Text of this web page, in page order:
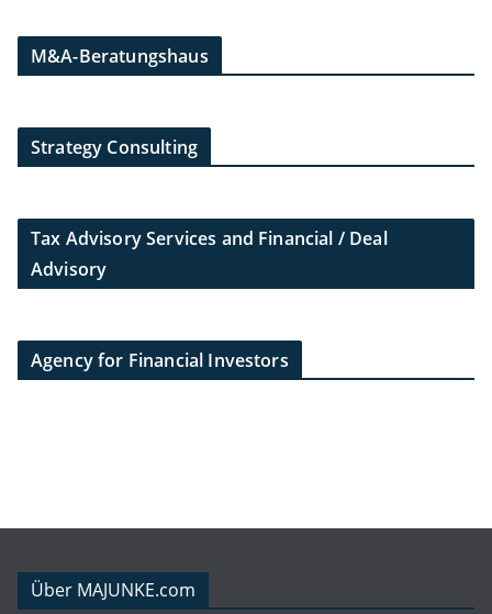
M&A-Beratungshaus
Strategy Consulting
Tax Advisory Services and Financial / Deal
Advisory
Agency for Financial Investors
Über MAJUNKE.com